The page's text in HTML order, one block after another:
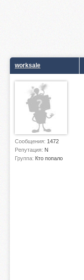
worksale
Сообщения: 1472
Репутация: N
Группа: Кто попало